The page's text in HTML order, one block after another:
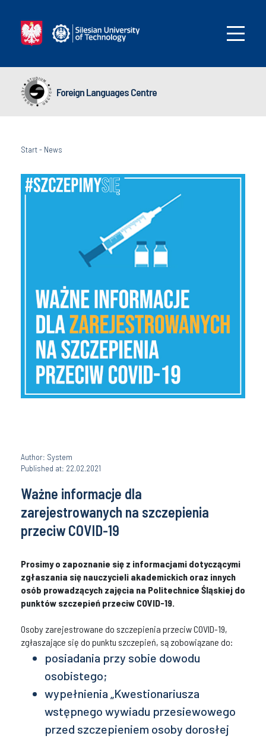
Foreign Languages Centre
Start- News
Author: System
Published at: 22.02.2021
Ważne informacje dla
zarejestrowanych na szczepienia
przeciw COVID-19
Prosimy o zapoznanie się z informacjami dotyczącymi
zgłaszania się nauczycieli akademickich oraz innych
osób prowadzących zajęcia na Politechnice Śląskiej do
punktów szczepień przeciw COVID-19.
Osoby zarejestrowane do szczepienia przeciw COVID-19,
zgłaszające się do punktu szczepień, są zobowiązane do:
posiadania przy sobie dowodu
osobistego;
wypełnienia „Kwestionariusza
wstępnego wywiadu przesiewowego
przed szczepieniem osoby dorosłej